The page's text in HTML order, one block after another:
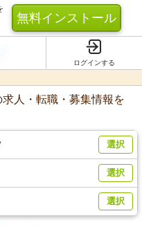
無料インストール
ログインする
求人・転職・募集情報を
選択
選択
選択